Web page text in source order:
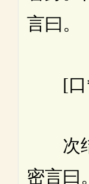
言曰。
[口*
次结
密言曰。